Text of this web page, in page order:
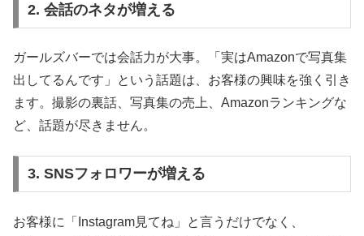
2. 会話のネタが増える
ガールズバーでは会話力が大事。「実はAmazonで写真集
出してるんです」という話題は、お客様の興味を強く引き
ます。撮影の裏話、写真集の売上、Amazonランキングな
ど、話題が尽きません。
3. SNSフォロワーが増える
お客様に「Instagram見てね」と言うだけでなく、